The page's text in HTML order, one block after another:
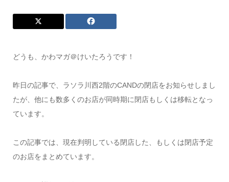
どうも、かわマガ＠けいたろうです！
昨日の記事で、ラソラ川西2階のCANDの閉店をお知らせしまし
たが、他にも数多くのお店が同時期に閉店もしくは移転となっ
ています。
この記事では、現在判明している閉店した、もしくは閉店予定
のお店をまとめています。